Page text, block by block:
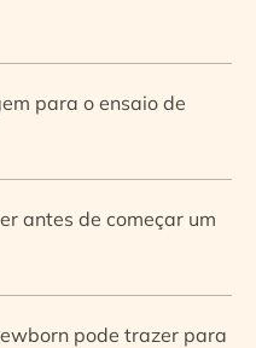
para o ensaio de
antes de começar um
pode trazer para